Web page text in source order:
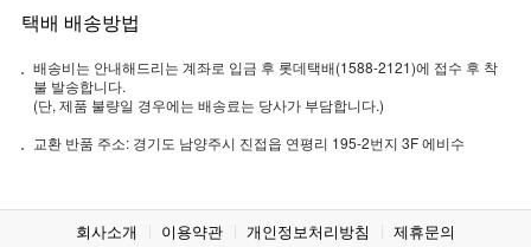
택배 배송방법
배송비는 안내해드리는 계좌로 입금 후 롯데택배(1588-2121)에 접수 후 착
불 발송합니다.
(단, 제품 불량일 경우에는 배송료는 당사가 부담합니다.)
교환 반품 주소: 경기도 남양주시 진접읍 연평리 195-2번지 3F 에비수
회사소개 이용약관 개인정보처리방침 제휴문의